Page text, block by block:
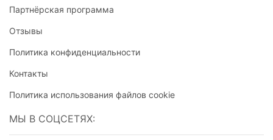
Партнёрская программа
Отзывы
Политика конфиденциальности
Контакты
Политика использования файлов cookie
МЫ В СОЦСЕТЯХ: